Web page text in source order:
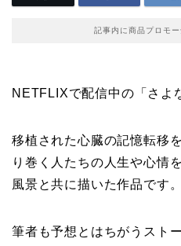
記事内に商品プロモー
NETFLIXで配信中の「さよ
移植された心臓の記憶転移
り巻く人たちの人生や心情
風景と共に描いた作品です。
筆者も予想とはちがうスト